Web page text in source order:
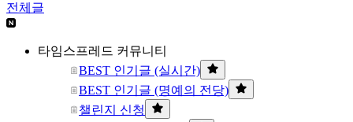
전체글
타임스프레드 커뮤니티
BEST 인기글 (실시간)
BEST 인기글 (명예의 전당)
챌린지 신청